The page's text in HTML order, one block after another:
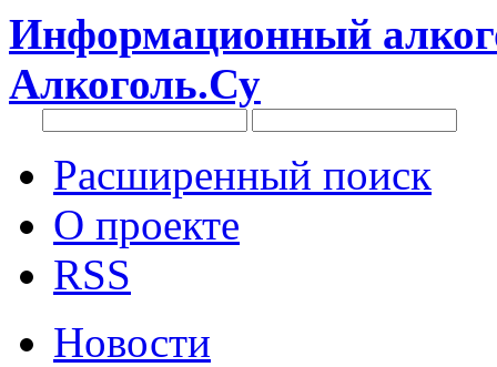
Информационный
Алкоголь.Су
Расширенный поиск
О проекте
RSS
Новости